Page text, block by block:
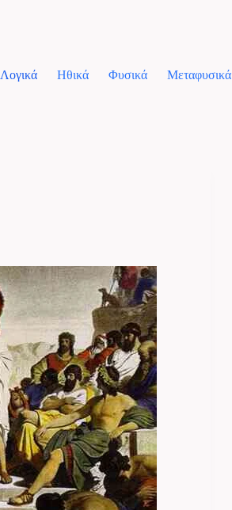
Λογικά Ηθικά Φυσικά Μεταφυσικά